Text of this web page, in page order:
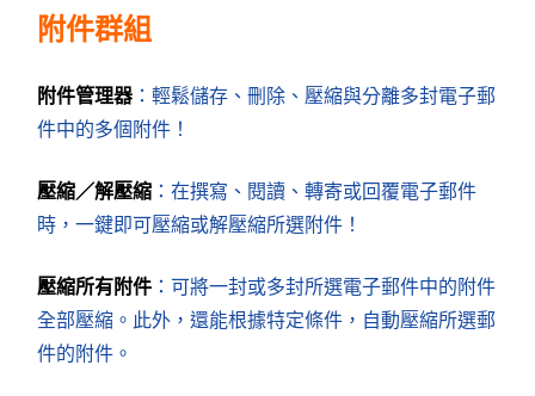
附件群組
附件管理器 ：輕鬆儲存、刪除、壓縮與分離多封電子郵
件中的多個附件！
壓縮／解壓縮 ：在撰寫、閱讀、轉寄或回覆電子郵件
時，一鍵即可壓縮或解壓縮所選附件！
壓縮所有附件 ：可將一封或多封所選電子郵件中的附件
全部壓縮。此外，還能根據特定條件，自動壓縮所選郵
件的附件。